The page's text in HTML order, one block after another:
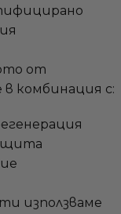
от
комбинация с:
използваме